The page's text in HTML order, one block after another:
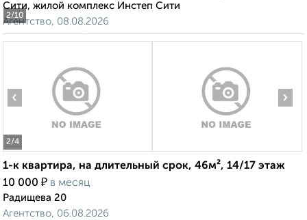
2/10
Сити, жилой комплекс Инстеп Сити
Агентство, 08.08.2026
2/4
‹ ›
1-к квартира, на длительный срок, 46м², 14/17 этаж
10 000 ₽ в месяц
Радищева 20
Агентство, 06.08.2026